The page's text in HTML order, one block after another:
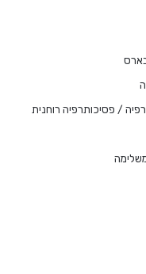
/ פסיכותרפיה רוחנית